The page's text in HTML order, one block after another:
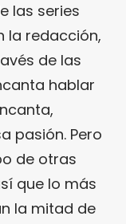
las series
la redacción,
de las
hablar
pasión. Pero
de otras
que lo más
la mitad de